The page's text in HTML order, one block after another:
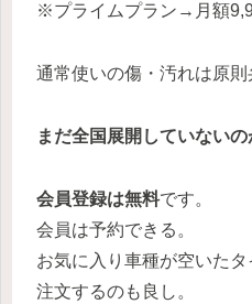
※プライムプラン→月額
通常使いの傷・汚れは原則
まだ全国展開していないの
会員登録は無料です。
会員は予約できる。
お気に入り車種が空いた
注文するのも良し。